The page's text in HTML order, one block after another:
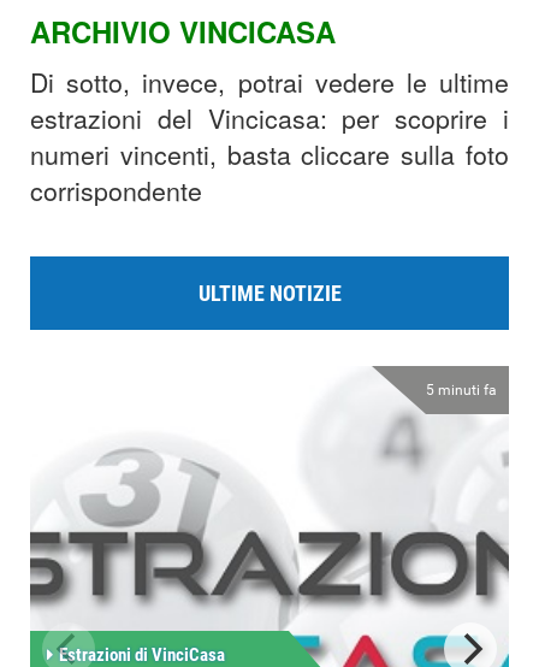
ARCHIVIO VINCICASA
Di sotto, invece, potrai vedere le ultime
estrazioni del Vincicasa: per scoprire i
numeri vincenti, basta cliccare sulla foto
corrispondente
ULTIME NOTIZIE
5 minuti fa
Estrazioni di VinciCasa